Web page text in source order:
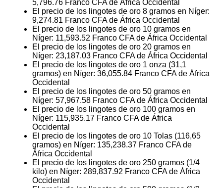
5,796.76 Franco CFA de África Occidental
El precio de los lingotes de oro 8 gramos en Níger:
9,274.81 Franco CFA de África Occidental
El precio de los lingotes de oro 10 gramos en
Níger: 11,593.52 Franco CFA de África Occidental
El precio de los lingotes de oro 20 gramos en
Níger: 23,187.03 Franco CFA de África Occidental
El precio de los lingotes de oro 1 onza (31,1
gramos) en Níger: 36,055.84 Franco CFA de África
Occidental
El precio de los lingotes de oro 50 gramos en
Níger: 57,967.58 Franco CFA de África Occidental
El precio de los lingotes de oro 100 gramos en
Níger: 115,935.17 Franco CFA de África
Occidental
El precio de los lingotes de oro 10 Tolas (116,65
gramos) en Níger: 135,238.37 Franco CFA de
África Occidental
El precio de los lingotes de oro 250 gramos (1/4
kilo) en Níger: 289,837.92 Franco CFA de África
Occidental